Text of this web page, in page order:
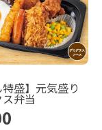
特盛】元気盛り
弁当